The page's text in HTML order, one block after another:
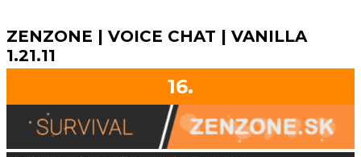
ZENZONE | VOICE CHAT | VANILLA
1.21.11
16.